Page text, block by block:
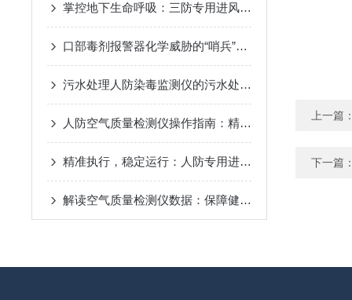
掌控地下生命呼吸：三防专用进风机房总控箱保障战时通风的核心逻辑
口部毒剂报警器化学威胁的“哨兵”如何工作
污水处理人防染毒监测仪的污水处理常规化验操作
人防空气质量检测仪操作指南：精准监测，守护密闭空间安全
精准执行，稳定运行：人防专用进风机房控制箱的实操与安全规范
解读空气质量检测仪数据：保障健康生活的关键
上一篇
下一篇